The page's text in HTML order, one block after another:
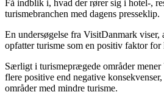
Få indblik i, hvad der rører sig i hotel-,
turismebranchen med dagens presseklip.
En undersøgelse fra VisitDanmark viser,
opfatter turisme som en positiv faktor for
Særligt i turismeprægede områder mener
flere positive end negative
områder med mindre turisme.